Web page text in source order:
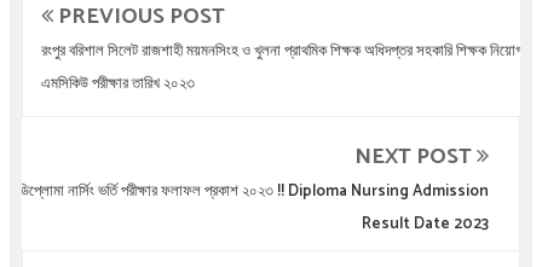
PREVIOUS POST
রংপুর বরিশাল সিলেট রাজশাহী ময়মনসিংহ ও খুলনা প্রাথমিক শিক্ষক অধিদপ্তর সহকারি শিক্ষক নিয়োগ
এমসিকিউ পরীক্ষার তারিখ ২০২৩
NEXT POST
ডিপ্লোমা নার্সিং ভর্তি পরীক্ষার ফলাফল প্রকাশ ২০২৩ !! Diploma Nursing Admission
Result Date 2023